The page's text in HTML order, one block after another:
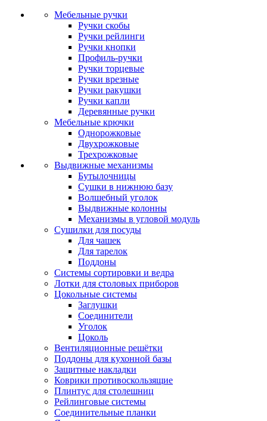
Мебельные ручки
Ручки скобы
Ручки рейлинги
Ручки кнопки
Профиль-ручки
Ручки торцевые
Ручки врезные
Ручки ракушки
Ручки капли
Деревянные ручки
Мебельные крючки
Однорожковые
Двухрожковые
Трехрожковые
Выдвижные механизмы
Бутылочницы
Сушки в нижнюю базу
Волшебный уголок
Выдвижные колонны
Механизмы в угловой модуль
Сушилки для посуды
Для чашек
Для тарелок
Поддоны
Системы сортировки и ведра
Лотки для столовых приборов
Цокольные системы
Заглушки
Соединители
Уголок
Цоколь
Вентиляционные решётки
Поддоны для кухонной базы
Защитные накладки
Коврики противоскользящие
Плинтус для столешниц
Рейлинговые системы
Соединительные планки